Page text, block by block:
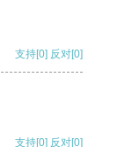
支持[0] 反对[0]
支持[0] 反对[0]